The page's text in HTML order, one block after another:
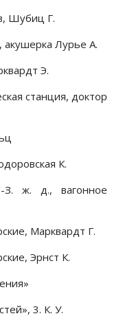
Шубиц Г.
акушерка Лурье А.
Э.
станция, доктор
К.
З. ж. д., вагонное
Марквардт Г.
Эрнст К.
3. К. У.